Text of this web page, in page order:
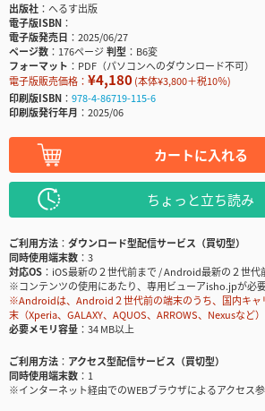
出版社
へるす出版
電子版ISBN
電子版発売日
2025/06/27
ページ数
176ページ判型
B6変
フォーマット
PDF（パソコンへのダウンロード不可）
電子版販売価格： ¥4,180(本体¥3,800＋税10％)
印刷版ISBN
978-4-86719-115-6
印刷版発行年月
2025/06
カートに入れる
ちょっと立ち読み
ご利用方法
ダウンロード型配信サービス（買切型）
同時使用端末数
3
対応OS
iOS最新の２世代前まで / Android最新の２世代
※コンテンツの使用にあたり、専用ビューアisho.jpが必
※Androidは、Android２世代前の端末のうち、国内キャ
末（Xperia、GALAXY、AQUOS、ARROWS、Nexusなど
必要メモリ容量
34 MB以上
ご利用方法
アクセス型配信サービス（買切型）
同時使用端末数
1
※インターネット経由でのWEBブラウザによるアクセス